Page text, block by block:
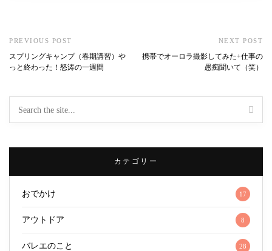
PREVIOUS POST
スプリングキャンプ（春期講習）や
っと終わった！怒涛の一週間
NEXT POST
携帯でオーロラ撮影してみた+仕事の
愚痴聞いて（笑）
カテゴリー
おでかけ 17
アウトドア 8
バレエのこと 28